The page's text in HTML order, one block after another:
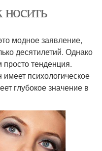
носить
модное заявление,
десятилетий. Однако
просто тенденция.
психологическое
глубокое значение в